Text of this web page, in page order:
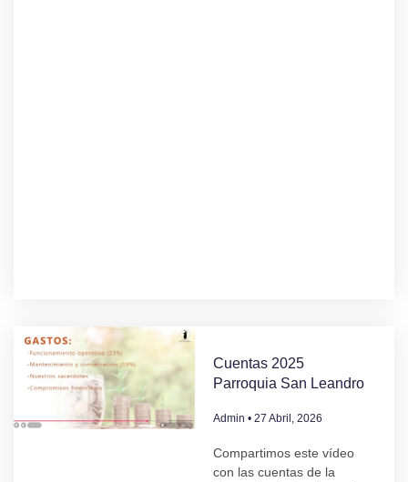
Cuentas 2025
Parroquia San Leandro
Admin 27 Abril, 2026
Compartimos este vídeo
con las cuentas de la